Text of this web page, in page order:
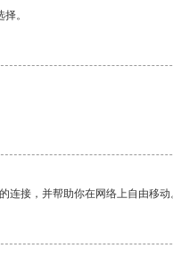
。
连接，并帮助你在网络上自由移动